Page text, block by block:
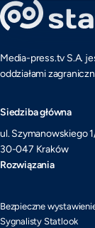
Media-press.tv S.A.
oddziałami
Siedziba główna
ul. Szymanowskiego
30-047 Kraków
Rozwiązania
Bezpieczne
Sygnalisty Statlook